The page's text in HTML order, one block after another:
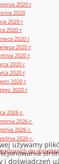
2020 r
2020
2020 r
2020 r
2020 r
2020 r
2020 r
2020 r
2020 r
2020 r
2020 r
2026 r.
2026 r.
2026 r.
2026 r.
do
używamy
doświadczeń